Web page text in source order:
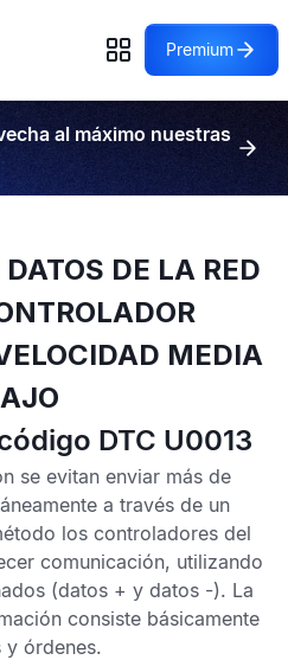
Premium
al máximo nuestras
DE LA RED
MEDIA
DTC U0013
se evitan enviar más de
a través de un
los controladores del
comunicación, utilizando
(datos + y datos -). La
consiste básicamente
y órdenes.